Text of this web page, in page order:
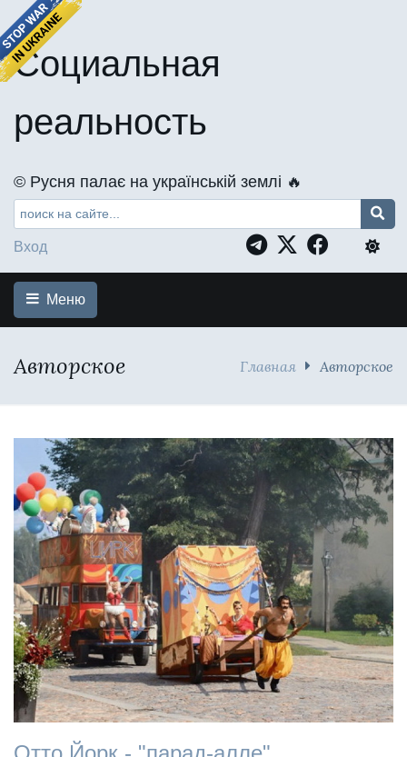
Социальная
реальность
©️ Русня палає на українській землі 🔥
Вход
Меню
Авторское Главная Авторское